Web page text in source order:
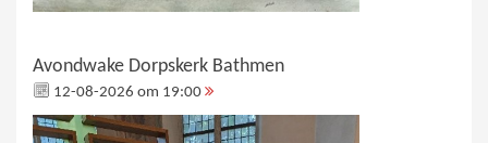
Avondwake Dorpskerk Bathmen
12-08-2026 om 19:00